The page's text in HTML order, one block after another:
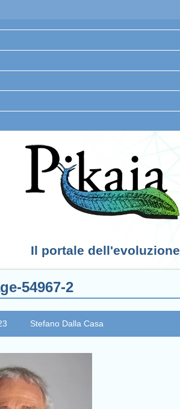
Il portale dell'evoluzione
54967-2
Stefano Dalla Casa